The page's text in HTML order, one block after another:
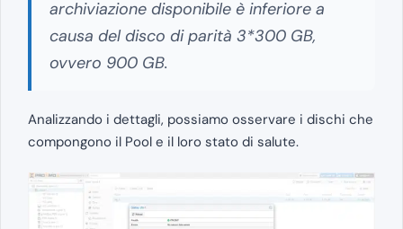
archiviazione disponibile è inferiore a
causa del disco di parità 3*300 GB,
ovvero 900 GB.
Analizzando i dettagli, possiamo osservare i dischi che
compongono il Pool e il loro stato di salute.